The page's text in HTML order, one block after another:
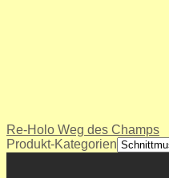
Re-Holo Weg des Champs
Produkt-Kategorien